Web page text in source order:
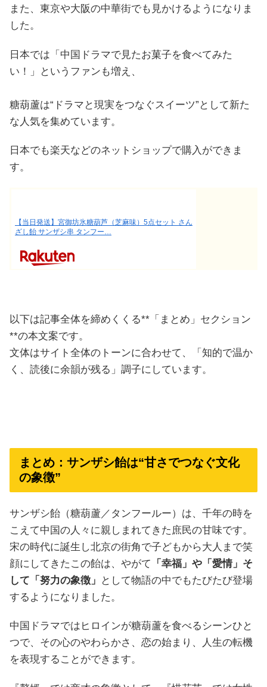
また、東京や大阪の中華街でも見かけるようになりま
した。
日本では「中国ドラマで見たお菓子を食べてみた
い！」というファンも増え、
糖葫蘆は“ドラマと現実をつなぐスイーツ”として新た
な人気を集めています。
日本でも楽天などのネットショップで購入ができま
す。
【当日発送】宮御坊氷糖葫芦（芝麻味）5点セット さん
ざし飴 サンザシ串 タンフー…
以下は記事全体を締めくくる**「まとめ」セクション
**の本文案です。
文体はサイト全体のトーンに合わせて、「知的で温か
く、読後に余韻が残る」調子にしています。
まとめ：サンザシ飴は“甘さでつなぐ文化
の象徴”
サンザシ飴（糖葫蘆／タンフールー）は、千年の時を
こえて中国の人々に親しまれてきた庶民の甘味です。
宋の時代に誕生し北京の街角で子どもから大人まで笑
顔にしてきたこの飴は、やがて
「幸福」や「愛情」そ
して「努力の象徴」
として物語の中でもたびたび登場
するようになりました。
中国ドラマではヒロインが糖葫蘆を食べるシーンひと
つで、その心のやわらかさ、恋の始まり、人生の転機
を表現することができます。